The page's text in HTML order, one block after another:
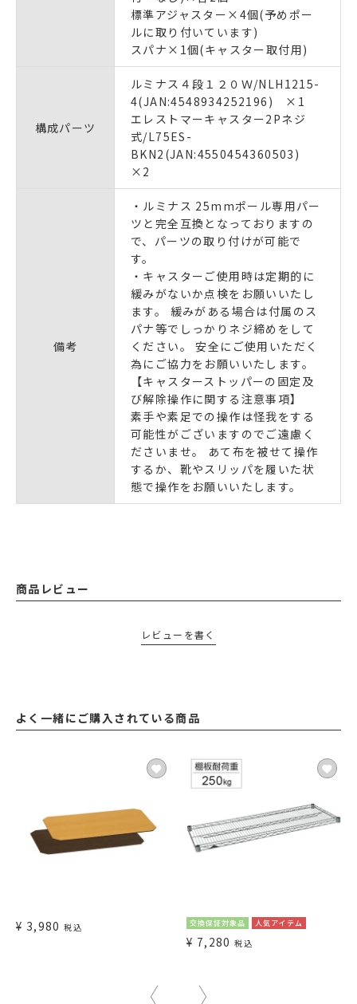
標準アジャスター×4個(予めポー
ルに取り付いています)
スパナ×1個(キャスター取付用)
構成パーツ
ルミナス４段１２０Ｗ/NLH1215-
4(JAN:4548934252196) ×1
エレストマーキャスター2Pネジ
式/L75ES-
BKN2(JAN:4550454360503)
×2
備考
・ルミナス 25mmポール専用パー
ツと完全互換となっておりますの
で、パーツの取り付けが可能で
す。
・キャスターご使用時は定期的に
緩みがないか点検をお願いいたし
ます。 緩みがある場合は付属のス
パナ等でしっかりネジ締めをして
ください。 安全にご使用いただく
為にご協力をお願いいたします。
【キャスターストッパーの固定及
び解除操作に関する注意事項】
素手や素足での操作は怪我をする
可能性がございますのでご遠慮く
ださいませ。 あて布を被せて操作
するか、靴やスリッパを履いた状
態で操作をお願いいたします。
商品レビュー
レビューを書く
よく一緒にご購入されている商品
¥ 3,980 税込 交換保証対象品 人気アイテム
¥ 7,280 税込